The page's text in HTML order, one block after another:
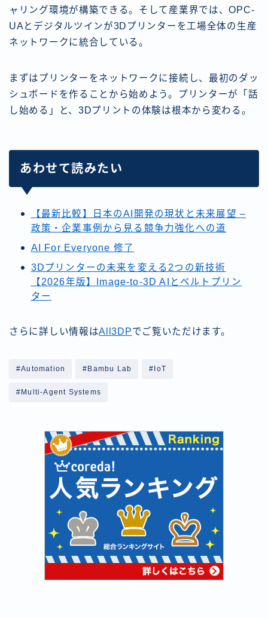
ャリング環境が構築できる。そして産業界では、OPC-
UAとデジタルツインが3Dプリンターを工場全体の生産
ネットワークに統合している。
まずはプリンターをネットワークに接続し、最初のダッ
シュボードを作ることから始めよう。プリンターが「話
し始める」と、3Dプリントの体験は根本から変わる。
あわせて読みたい
【最新比較】日本のAI開発の現状と未来展望 –
政策・企業事例から見る競争力強化への道
AI For Everyone 修了
3Dプリンターの未来を変える2つの新技術
【2026年版】Image-to-3D AIとベルトプリン
ター
さらに詳しい情報はAll3DPでご覧いただけます。
#Automation #Bambu Lab #IoT
#Multi-Agent Systems